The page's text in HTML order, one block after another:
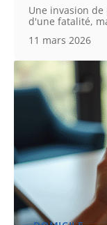
Une invasion
d'une fatalité,
11 mars 2026